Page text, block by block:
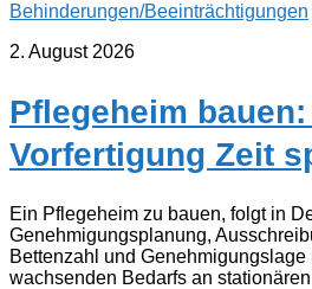
Behinderungen/Beeinträchtigungen
2. August 2026
Pflegeheim
Vorfertigung Zeit
Ein Pflegeheim zu bauen, folgt in
Genehmigungsplanung,
Bettenzahl und
wachsenden Bedarfs an